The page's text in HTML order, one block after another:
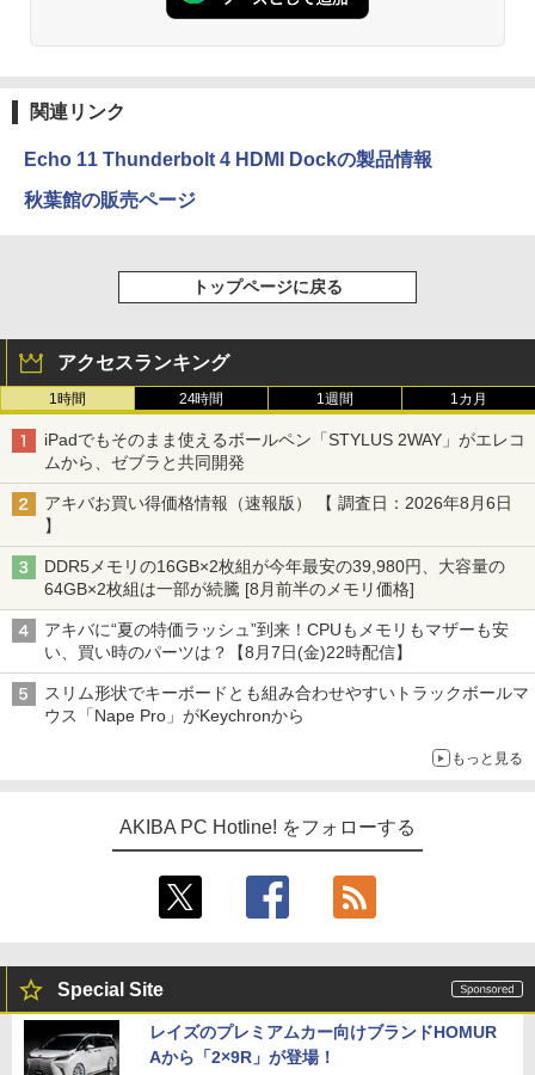
関連リンク
Echo 11 Thunderbolt 4 HDMI Dockの製品情報
秋葉館の販売ページ
トップページに戻る
アクセスランキング
1時間 24時間 1週間 1カ月
iPadでもそのまま使えるボールペン「STYLUS 2WAY」がエレコ
ムから、ゼブラと共同開発
アキバお買い得価格情報（速報版） 【 調査日：2026年8月6日
】
DDR5メモリの16GB×2枚組が今年最安の39,980円、大容量の
64GB×2枚組は一部が続騰 [8月前半のメモリ価格]
アキバに“夏の特価ラッシュ”到来！CPUもメモリもマザーも安
い、買い時のパーツは？【8月7日(金)22時配信】
スリム形状でキーボードとも組み合わせやすいトラックボールマ
ウス「Nape Pro」がKeychronから
もっと見る
AKIBA PC Hotline! をフォローする
Special Site
レイズのプレミアムカー向けブランドHOMUR
Aから「2×9R」が登場！